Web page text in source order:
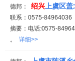
德邦： 绍兴 上虞区
联系：0575-84964036
摘要：电话:0575-
。 详细>>